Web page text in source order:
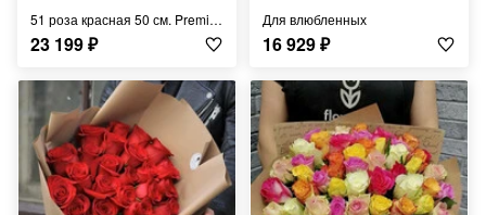
51 роза красная 50 см. Premium class
23 199₽
Для влюбленных
16 929₽